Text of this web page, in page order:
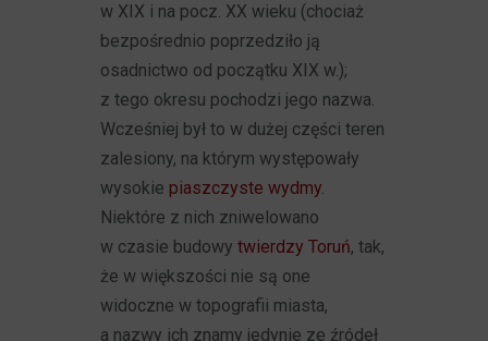
w XIX i na pocz. XX wieku (chociaż
bezpośrednio poprzedziło ją
osadnictwo od początku XIX w.);
z tego okresu pochodzi jego nazwa.
Wcześniej był to w dużej części teren
zalesiony, na którym występowały
wysokie piaszczyste wydmy.
Niektóre z nich zniwelowano
w czasie budowytwierdzy Toruń, tak,
że w większości nie są one
widoczne w topografii miasta,
a nazwy ich znamy jedynie ze źródeł